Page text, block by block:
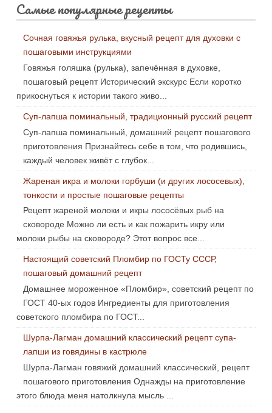
Самые популярные рецепты
Сочная говяжья рулька, вкусный рецепт для духовки с
пошаговыми инструкциями
Говяжья голяшка (рулька), запечённая в духовке,
пошаговый рецепт Исторический экскурс Если коротко
прикоснуться к истории такого живо...
Суп-лапша поминальный, традиционный русский рецепт
Суп-лапша поминальный, домашний рецепт пошагового
приготовления Признайтесь себе в том, что родившись,
каждый человек живёт с глубок...
Жареная икра и молоки горбуши (и других лососевых),
тонкости и простые пошаговые рецепты
Рецепт жареной молоки и икры лососёвых рыб на
сковороде Можно ли есть и как пожарить икру или
молоки рыбы на сковороде? Этот вопрос все...
Настоящий советский Пломбир по ГОСТу СССР,
пошаговый домашний рецепт
Домашнее мороженное «Пломбир», советский рецепт по
ГОСТ 40-ых годов Ингредиенты для приготовления
советского пломбира по ГОСТ...
Шурпа-Лагман домашний классический рецепт супа-
лапши из говядины в кастрюле
Шурпа-Лагман говяжий домашний классический, рецепт
пошагового приготовления Однажды на приготовление
этого блюда меня натолкнула мысль ...